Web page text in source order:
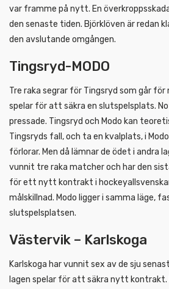
var framme på nytt. En
den senaste tiden. Björklöven är redan
den avslutande omgången.
Tingsryd-MODO
Tre raka segrar för Tingsryd som går
spelar för att säkra en slutspelsplats.
pressade. Tingsryd och Modo kan
Tingsryds fall, och ta en kvalplats, i
förlorar. Men då lämnar de ödet i andra
vunnit tre raka matcher och har den
för ett nytt kontrakt i
målskillnad. Modo ligger i samma läge,
slutspelsplatsen.
Västervik –
Karlskoga har vunnit sex av de sju
lagen spelar för att säkra nytt kontrakt.